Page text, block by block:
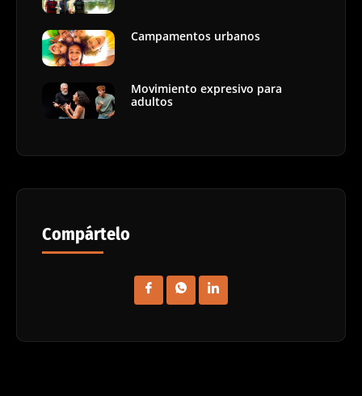
Campamentos urbanos
Movimiento expresivo para
adultos
Compártelo